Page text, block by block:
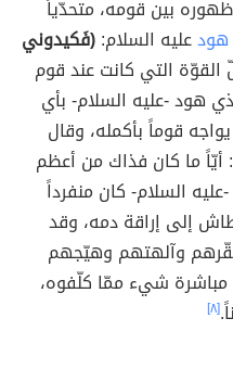
بين قومه، متحدّياً
هودعليه السلام:(فَكيدوني
التي كانت عند قوم
هود -عليه السلام- بأي
قوماً بأكمله، وقال
ما كان فذاك من أعظم
السلام- كان منفرداً
إلى إراقة دمه، وقد
وآلهتهم وهيّجهم
شيء ممّا كلّفوه،
[٨]